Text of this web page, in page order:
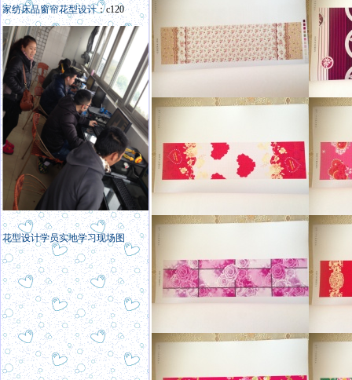
家纺床品窗帘花型设计：c120
花型设计学员实地学习现场图